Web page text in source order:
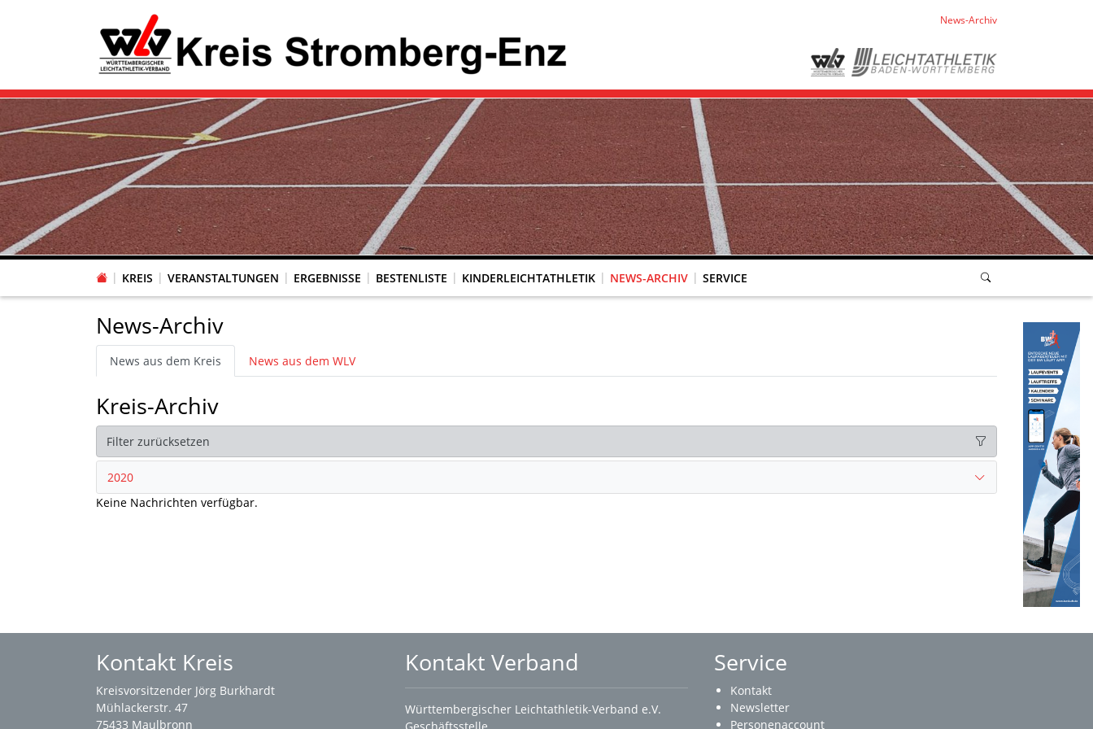
News-Archiv
KREIS VERANSTALTUNGEN ERGEBNISSE BESTENLISTE KINDERLEICHTATHLETIK NEWS-ARCHIV SERVICE
News-Archiv
News aus dem Kreis News aus dem WLV
Kreis-Archiv
Filter zurücksetzen
2020
Keine Nachrichten verfügbar.
Kontakt Kreis
Kreisvorsitzender Jörg Burkhardt
Mühlackerstr. 47
75433 Maulbronn
Kontakt Verband
Württembergischer Leichtathletik-Verband e.V.
Service
Kontakt
Newsletter
Personenaccount